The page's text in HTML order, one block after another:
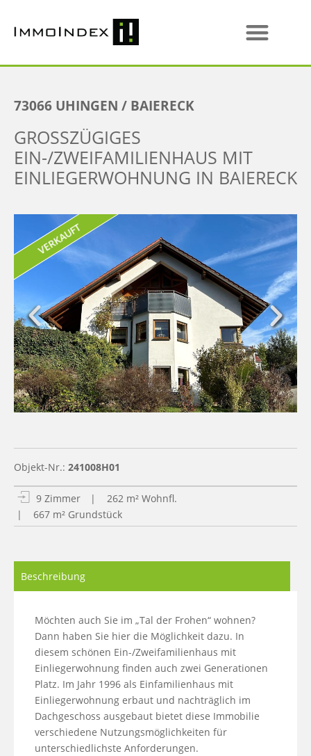
73066 UHINGEN / BAIERECK
GROSSZÜGIGES E
IN-/ZWEIFAMILIENHAUS MIT E
INLIEGERWOHNUNG IN BAIERECK
VERKAUFT
Objekt-Nr.: 241008H01
9 Zimmer
| 262 m² Wohnfl.
| 667 m² Grundstück
Beschreibung
Möchten auch Sie im „Tal der Frohen“ wohnen?
Dann haben Sie hier die Möglichkeit dazu. In
diesem schönen Ein-/Zweifamilienhaus mit
Einliegerwohnung finden auch zwei Generationen
Platz. Im Jahr 1996 als Einfamilienhaus mit
Einliegerwohnung erbaut und nachträglich im
Dachgeschoss ausgebaut bietet diese Immobilie
verschiedene Nutzungsmöglichkeiten für
unterschiedlichste Anforderungen.